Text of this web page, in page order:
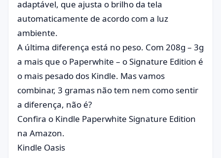
adaptável, que ajusta o brilho da tela
automaticamente de acordo com a luz
ambiente.
A última diferença está no peso. Com 208g – 3g
a mais que o Paperwhite – o Signature Edition é
o mais pesado dos Kindle. Mas vamos
combinar, 3 gramas não tem nem como sentir
a diferença, não é?
Confira o Kindle Paperwhite Signature Edition
na Amazon.
Kindle Oasis